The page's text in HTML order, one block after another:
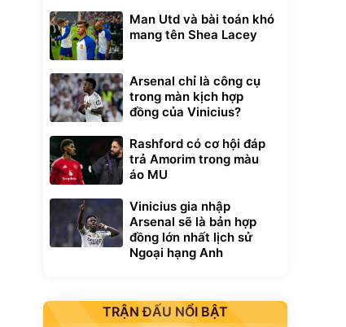
Man Utd và bài toán khó
mang tên Shea Lacey
Arsenal chỉ là công cụ
trong màn kịch hợp
đồng của Vinicius?
Rashford có cơ hội đáp
trả Amorim trong màu
áo MU
Vinicius gia nhập
Arsenal sẽ là bản hợp
đồng lớn nhất lịch sử
Ngoại hạng Anh
TRẬN ĐẤU NỔI BẬT